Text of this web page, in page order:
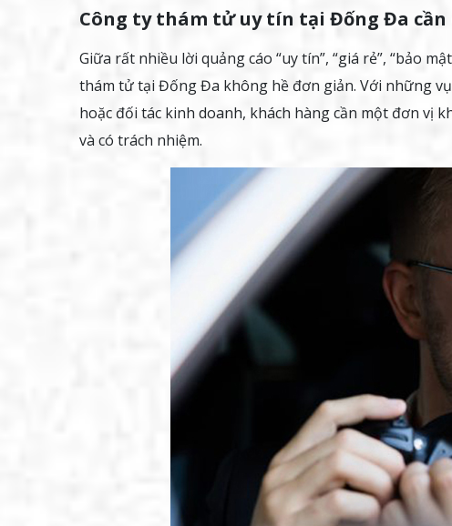
Công ty thám tử uy tín tại Đống Đa
Giữa rất nhiều lời quảng cáo “uy tín”, “giá rẻ”, “bảo
thám tử tại Đống Đa không hề đơn giản. Với những
hoặc đối tác kinh doanh, khách hàng cần một đơn vị
và có trách nhiệm.